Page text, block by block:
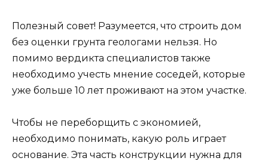
Полезный совет! Разумеется, что строить дом
без оценки грунта геологами нельзя. Но
помимо вердикта специалистов также
необходимо учесть мнение соседей, которые
уже больше 10 лет проживают на этом участке.
Чтобы не переборщить с экономией,
необходимо понимать, какую роль играет
основание. Эта часть конструкции нужна для